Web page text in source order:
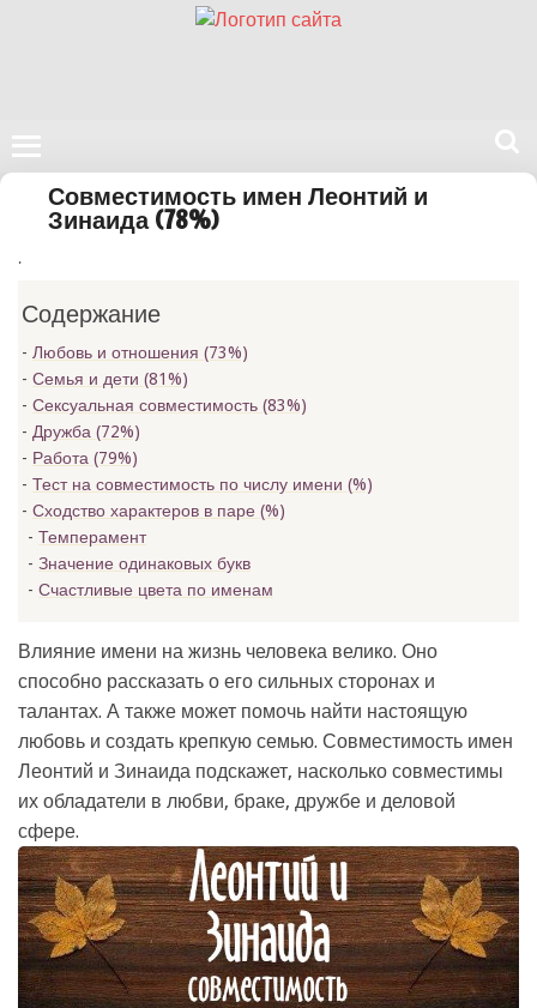
Поиск
сайте
Совместимость имен Леонтий и
Зинаида (78%)
.
Содержание
Любовь и отношения (73%)
Семья и дети (81%)
Сексуальная совместимость (83%)
Дружба (72%)
Работа (79%)
Тест на совместимость по числу имени (%)
Сходство характеров в паре (%)
Темперамент
Значение одинаковых букв
Счастливые цвета по именам
Влияние имени на жизнь человека велико. Оно
способно рассказать о его сильных сторонах и
талантах. А также может помочь найти настоящую
любовь и создать крепкую семью. Совместимость имен
Леонтий и Зинаида подскажет, насколько совместимы
их обладатели в любви, браке, дружбе и деловой
сфере.